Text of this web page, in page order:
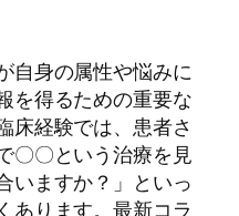
自身の属性や悩みに
を得るための重要な
床経験では、患者さ
〇〇という治療を見
いますか？」といっ
あります。最新コラ